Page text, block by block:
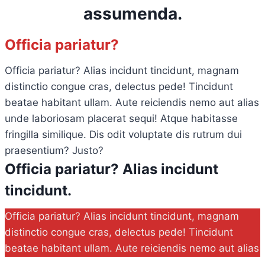
assumenda.
Officia pariatur?
Officia pariatur? Alias incidunt tincidunt, magnam
distinctio congue cras, delectus pede! Tincidunt
beatae habitant ullam. Aute reiciendis nemo aut alias
unde laboriosam placerat sequi! Atque habitasse
fringilla similique. Dis odit voluptate dis rutrum dui
praesentium? Justo?
Officia pariatur? Alias incidunt
tincidunt.
Officia pariatur? Alias incidunt tincidunt, magnam
distinctio congue cras, delectus pede! Tincidunt
beatae habitant ullam. Aute reiciendis nemo aut alias